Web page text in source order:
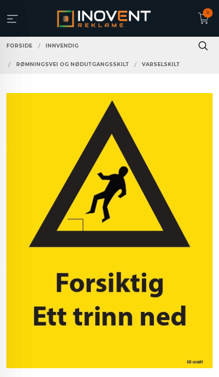
innholdet
0
FORSIDE INNVENDIG
RØMNINGSVEI OG NØDUTGANGSSKILT VARSELSKILT